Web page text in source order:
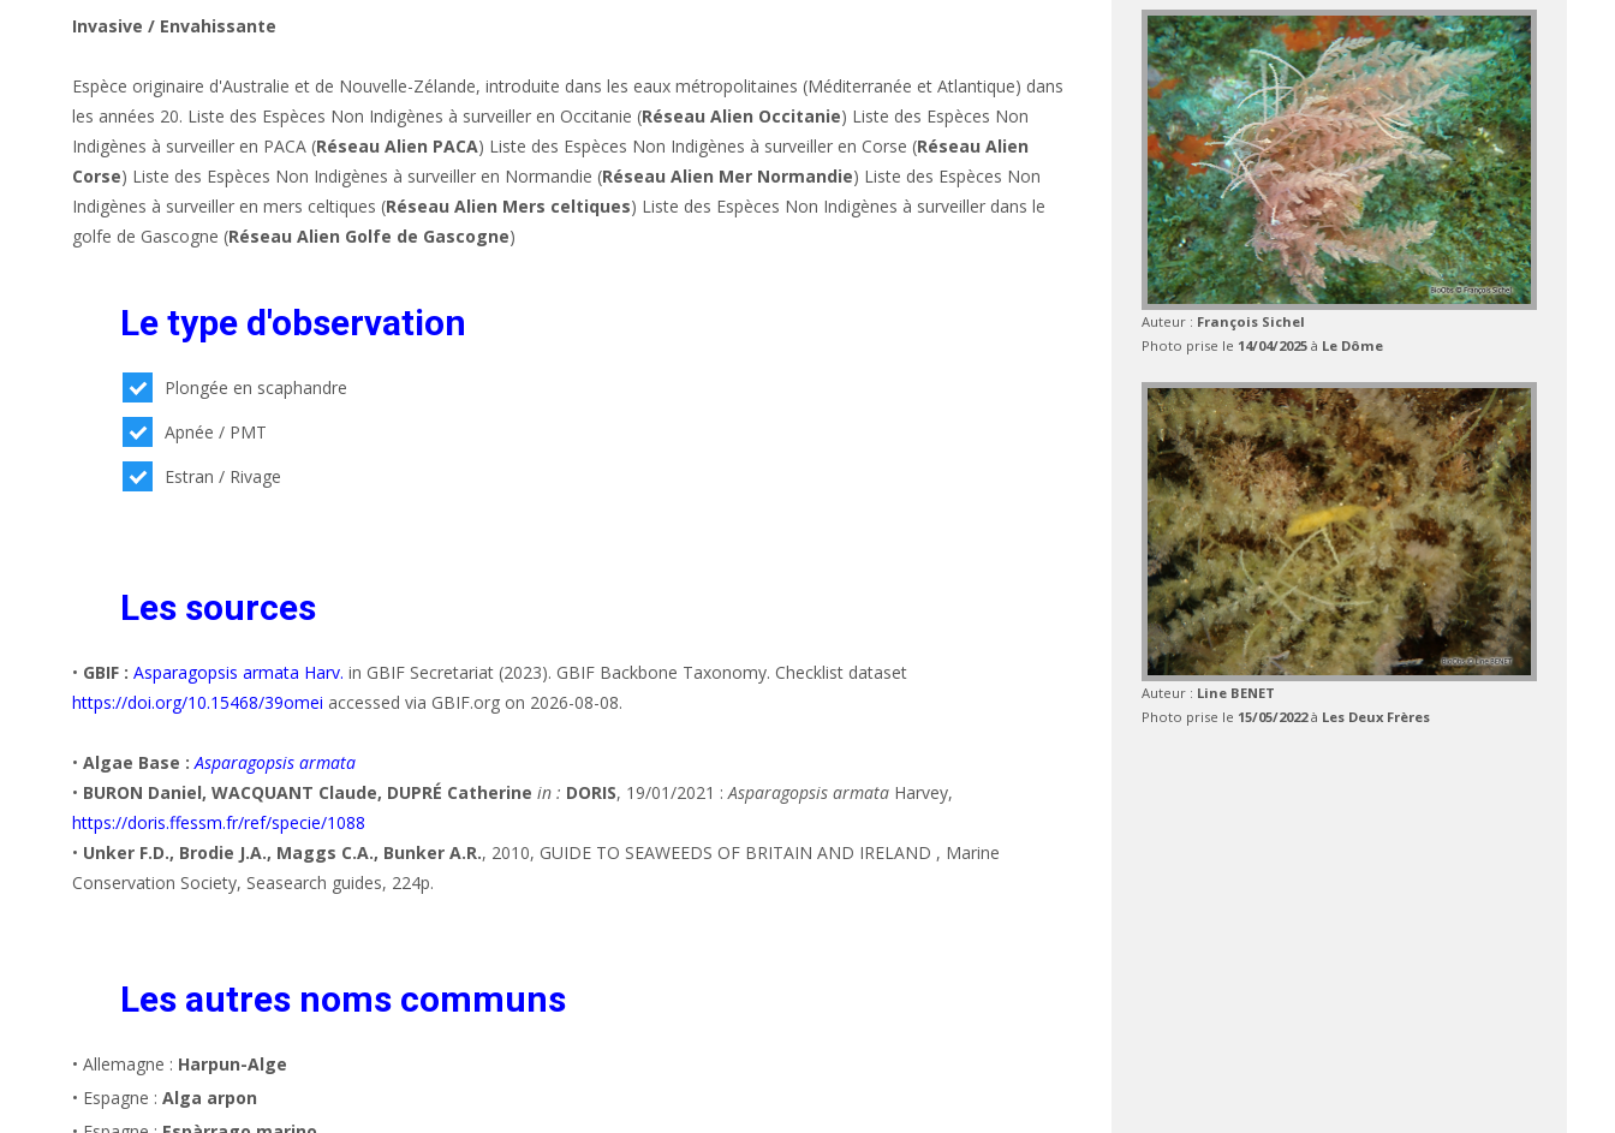
Invasive / Envahissante
Espèce originaire d'Australie et de Nouvelle-Zélande, introduite dans les eaux métropolitaines (Méditerranée et Atlantique) dans
les années 20. Liste des Espèces Non Indigènes à surveiller en Occitanie (Réseau Alien Occitanie) Liste des Espèces Non
Indigènes à surveiller en PACA (Réseau Alien PACA) Liste des Espèces Non Indigènes à surveiller en Corse (Réseau Alien
Corse) Liste des Espèces Non Indigènes à surveiller en Normandie (Réseau Alien Mer Normandie) Liste des Espèces Non
Indigènes à surveiller en mers celtiques (Réseau Alien Mers celtiques) Liste des Espèces Non Indigènes à surveiller dans le
golfe de Gascogne (Réseau Alien Golfe de Gascogne)
Le type d'observation
Plongée en scaphandre
Apnée / PMT
Estran / Rivage
Les sources
• GBIF : Asparagopsis armata Harv. in GBIF Secretariat (2023). GBIF Backbone Taxonomy. Checklist dataset
https://doi.org/10.15468/39omei accessed via GBIF.org on 2026-08-08.
• Algae Base : Asparagopsis armata
• BURON Daniel, WACQUANT Claude, DUPRÉ Catherine in : DORIS, 19/01/2021 : Asparagopsis armata Harvey,
https://doris.ffessm.fr/ref/specie/1088
• Unker F.D., Brodie J.A., Maggs C.A., Bunker A.R., 2010, GUIDE TO SEAWEEDS OF BRITAIN AND IRELAND , Marine
Conservation Society, Seasearch guides, 224p.
Les autres noms communs
• Allemagne : Harpun-Alge
• Espagne : Alga arpon
Auteur : François Sichel
Photo prise le 14/04/2025à Le Dôme
Auteur : Line BENET
Photo prise le 15/05/2022à Les Deux Frères